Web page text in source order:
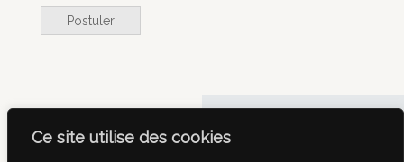
Ce site utilise des cookies
Postuler
Facebook-